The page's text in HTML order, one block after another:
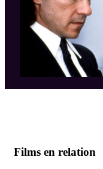
Films en relation